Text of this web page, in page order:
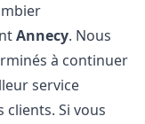
Annecy. Nous
à continuer
service
clients. Si vous